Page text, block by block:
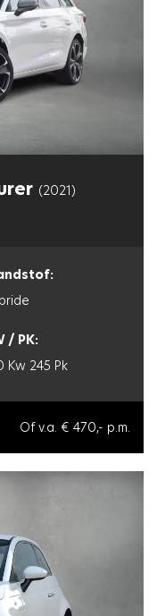
(2021)
/ PK:
Kw 245 Pk
Of v.a. € 470,- p.m.